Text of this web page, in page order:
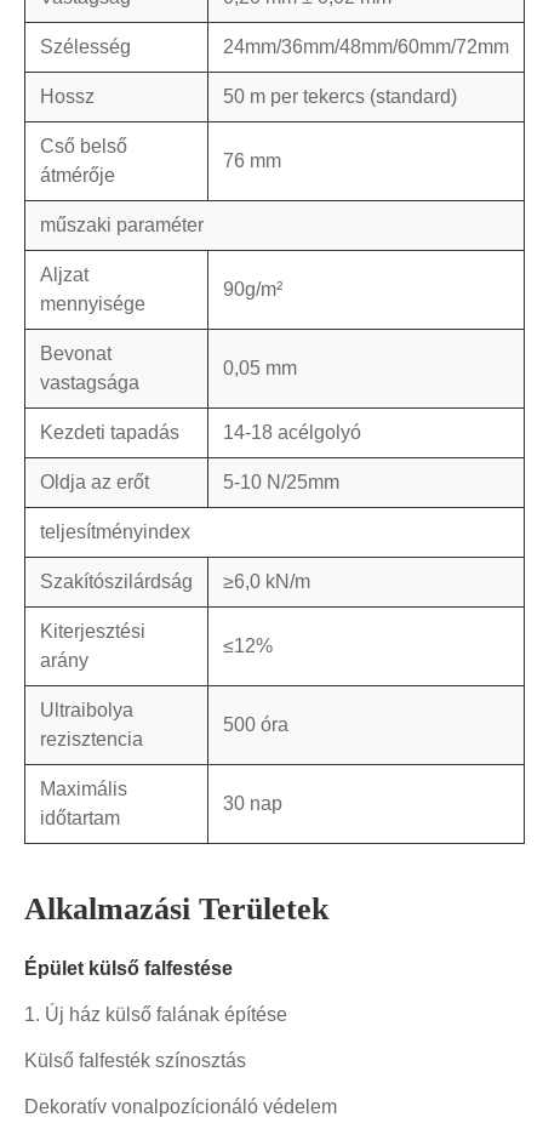
Szélesség 24mm/36mm/48mm/60mm/72mm
Hossz 50 m per tekercs (standard)
Cső belső
átmérője
76 mm
műszaki paraméter
Aljzat
mennyisége
90g/m²
Bevonat
vastagsága
0,05 mm
Kezdeti tapadás 14-18 acélgolyó
Oldja az erőt 5-10 N/25mm
teljesítményindex
Szakítószilárdság ≥6,0 kN/m
Kiterjesztési
arány
≤12%
Ultraibolya
rezisztencia
500 óra
Maximális
időtartam
30 nap
Alkalmazási Területek
Épület külső falfestése
1. Új ház külső falának építése
Külső falfesték színosztás
Dekoratív vonalpozícionáló védelem